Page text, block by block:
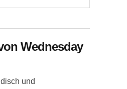
Wednesday
und